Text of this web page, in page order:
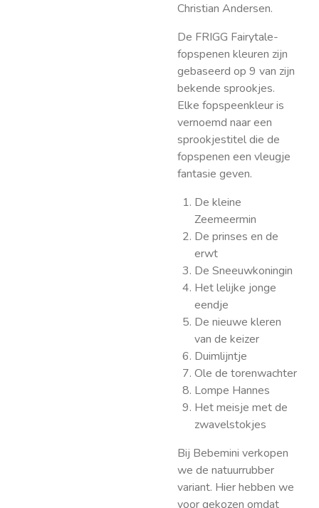
Christian Andersen.
De FRIGG Fairytale-
fopspenen kleuren zijn
gebaseerd op 9 van zijn
bekende sprookjes.
Elke fopspeenkleur is
vernoemd naar een
sprookjestitel die de
fopspenen een vleugje
fantasie geven.
De kleine
Zeemeermin
De prinses en de
erwt
De Sneeuwkoningin
Het lelijke jonge
eendje
De nieuwe kleren
van de keizer
Duimlijntje
Ole de torenwachter
Lompe Hannes
Het meisje met de
zwavelstokjes
Bij Bebemini verkopen
we de natuurrubber
variant. Hier hebben we
voor gekozen omdat